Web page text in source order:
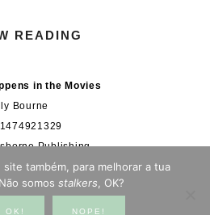
READING
in the Movies
Bourne
Publishing
em:28/100%
site também, para melhorar a tua
somos stalkers , OK?
OK! NOPE!